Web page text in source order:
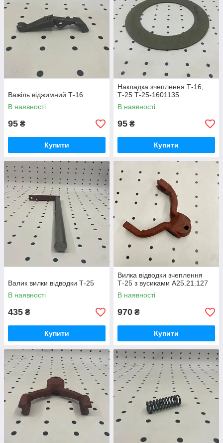
Важіль віджимний Т-16
В наявності
95 ₴
Купити
Накладка зчеплення Т-16,
Т-25 Т-25-1601135
В наявності
95 ₴
Купити
Валик вилки відводки Т-25
В наявності
435 ₴
Купити
Вилка відводки зчеплення
Т-25 з вусиками А25.21.127
В наявності
970 ₴
Купити